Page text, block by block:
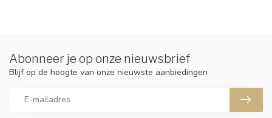
Abonneer je op onze nieuwsbrief
Blijf op de hoogte van onze nieuwste aanbiedingen